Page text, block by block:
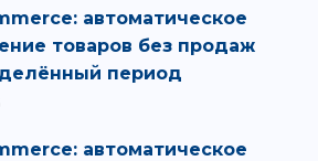
автоматическое
товаров без продаж
период
автоматическое